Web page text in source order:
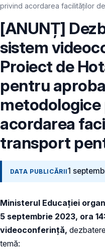
privind acordarea facilităţilor
[ANUNȚ]
sistem
Proiect de
pentru
metodologice
acordarea
transport
DATA PUBLICĂRII1
Ministerul Educației
5 septembrie 2023, ora
videoconferință,
temă: